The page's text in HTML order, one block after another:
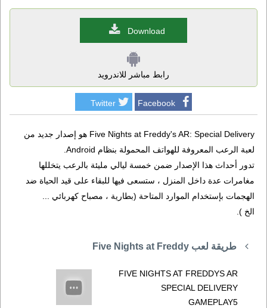
Download
رابط مباشر للاندرويد
Facebook
Twitter
Five Nights at Freddy's AR: Special Delivery هو إصدار جديد من
لعبة الرعب المعروفة للهواتف المحمولة بنظام Android.
تدور أحداث هذا الإصدار ضمن خمسة ليالي مليئة بالرعب يتخللها
مغامرات عدة داخل المنزل ، ستسعى فيها للبقاء على قيد الحياة ضد
الهجمات بإستخدام الموارد المتاحة (بطارية ، مصباح كهربائي ...
الخ ).
طريقة لعب Five Nights at Freddy
FIVE NIGHTS AT FREDDYS AR
SPECIAL DELIVERY
GAMEPLAY5